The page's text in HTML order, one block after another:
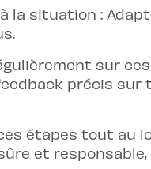
la situation :
sur
précis sur
étapes tout au
et responsable,